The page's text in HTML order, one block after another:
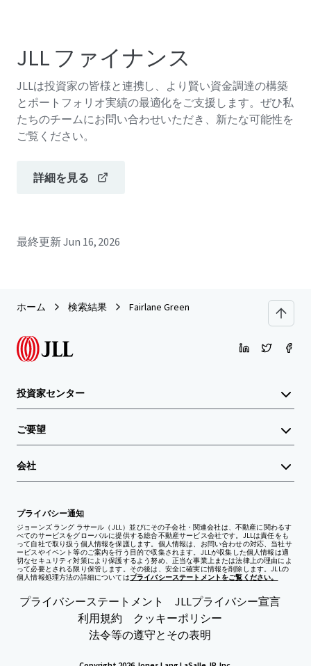
JLL ファイナンス
JLLは投資家の皆様と連携し、より賢い資金調達の構築
とポートフォリオ実績の最適化をご支援します。ぜひ私
たちのチームにお問い合わせいただき、新たな可能性を
ご覧ください。
詳細を見る
最終更新Jun 16, 2026
ホーム 検索結果 Fairlane Green
投資家センター
ご要望
会社
プライバシー通知
ジョーンズ ラング ラサール（JLL）並びにその子会社・関連会社は、不動産に関わるす
べてのサービスをグローバルに提供する総合不動産サービス会社です。JLLは責任をも
って自社で取り扱う個人情報を保護します。個人情報は、お問い合わせの対応、当社サ
ービスやイベント等のご案内を行う目的で収集されます。JLLが収集した個人情報は適
切なセキュリティ対策により保護するよう努め、正当な事業上または法律上の理由によ
って必要とされる限り保管します。その後は、安全に確実に情報を削除します。JLLの
個人情報処理方法の詳細についてはプライバシーステートメントをご覧ください。
プライバシーステートメント
JLLプライバシー宣言
利用規約
クッキーポリシー
法令等の遵守とその表明